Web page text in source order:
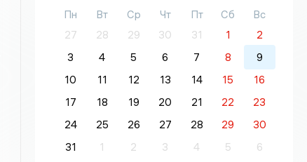
Пн Вт Ср Чт Пт Сб
Вс
27
28 29 30 31 1
2
3
4 5 6 7 8
9
10
11 12 13 14 15
16
17
18 19 20 21 22
23
24
25 26 27 28 29
30
31
1 2 3 4 5 6